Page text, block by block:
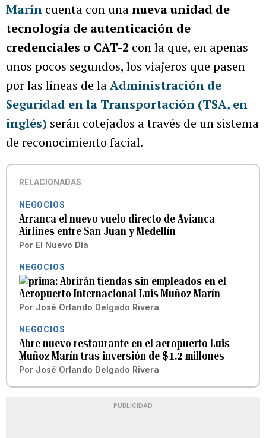
Marín cuenta con unanueva unidad de
tecnología de autenticación de
credenciales o CAT-2 con la que, en apenas
unos pocos segundos, los viajeros que pasen
por las líneas de laAdministración de
Seguridad en la Transportación (TSA, en
inglés) serán cotejados a través de un sistema
de reconocimiento facial.
RELACIONADAS
NEGOCIOS
Arranca el nuevo vuelo directo de Avianca
Airlines entre San Juan y Medellín
Por El Nuevo Día
NEGOCIOS
Abrirán tiendas sin empleados en el
Aeropuerto Internacional Luis Muñoz Marín
Por José Orlando Delgado Rivera
NEGOCIOS
Abre nuevo restaurante en el aeropuerto Luis
Muñoz Marín tras inversión de $1.2 millones
Por José Orlando Delgado Rivera
PUBLICIDAD